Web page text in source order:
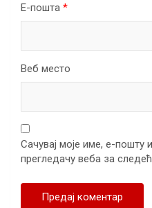
Е-пошта *
Веб место
Сачувај моје име, е-пошту
прегледачу веба за